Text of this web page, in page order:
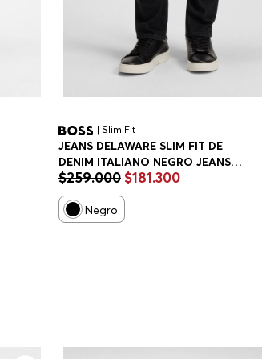
| Slim Fit
JEANS DELAWARE SLIM FIT DE
DENIM ITALIANO NEGRO JEANS
SLIM FIT HOMBRE
$259.000 $181.300
Negro